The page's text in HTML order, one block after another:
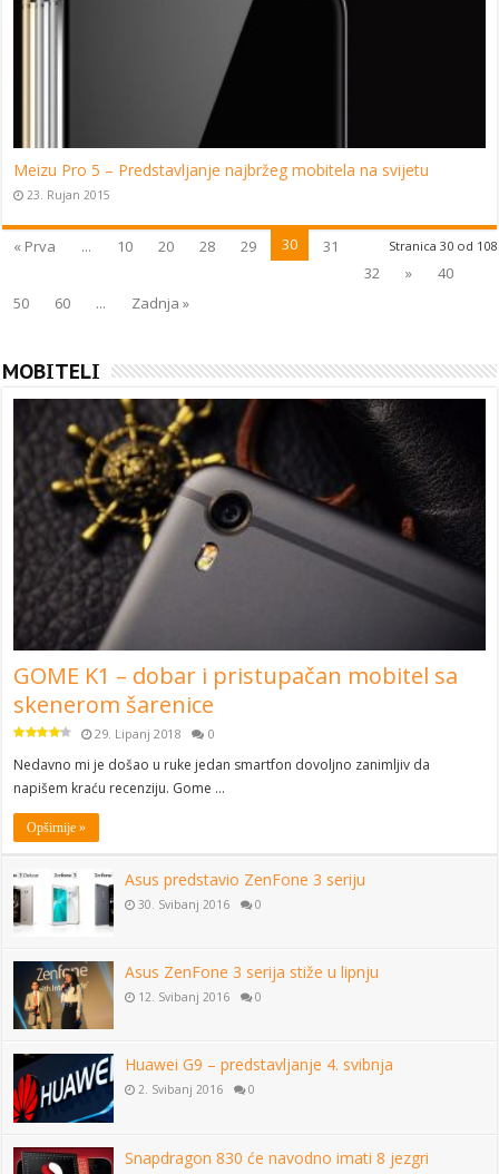
Meizu Pro 5 – Predstavljanje najbržeg mobitela na svijetu
23. Rujan 2015
Stranica 30 od 108
« Prva ... 10 20 28 29 30
31
32
»
40
50
60 ... Zadnja »
MOBITELI
GOME K1 – dobar i pristupačan mobitel sa
skenerom šarenice
29. Lipanj 2018 0
Nedavno mi je došao u ruke jedan smartfon dovoljno zanimljiv da
napišem kraću recenziju. Gome …
Opširnije »
Asus predstavio ZenFone 3 seriju
30. Svibanj 2016 0
Asus ZenFone 3 serija stiže u lipnju
12. Svibanj 2016 0
Huawei G9 – predstavljanje 4. svibnja
2. Svibanj 2016 0
Snapdragon 830 će navodno imati 8 jezgri